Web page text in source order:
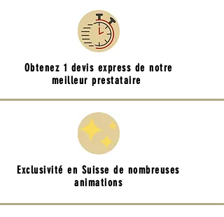
Obtenez 1 devis express de notre
meilleur prestataire
Exclusivité en Suisse de nombreuses
animations